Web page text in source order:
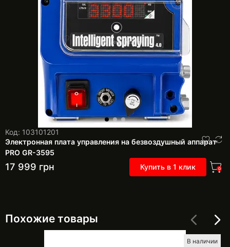
Код: 103101201
Электронная плата управления на безвоздушный аппарат
PRO GR-3595
17 999 грн Купить в 1 клик 0
Похожие товары
В наличии